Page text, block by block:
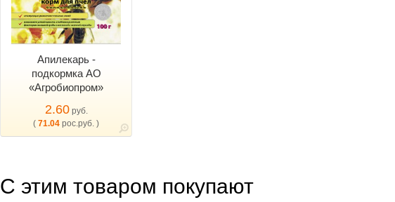
Апилекарь -
подкормка АО
«Агробиопром»
2.60руб.
( 71.04 рос.руб. )
С этим товаром покупают